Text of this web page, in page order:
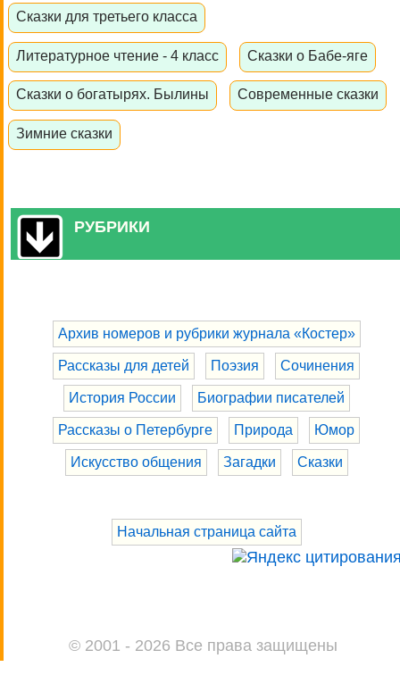
Сказки для третьего класса
Литературное чтение - 4 класс Сказки о Бабе-яге
Сказки о богатырях. Былины Современные сказки
Зимние сказки
РУБРИКИ
Архив номеров и рубрики журнала «Костер»
Рассказы для детей Поэзия Сочинения
История России Биографии писателей
Рассказы о Петербурге Природа Юмор
Искусство общения Загадки Сказки
Начальная страница сайта
© 2001 - 2026 Все права защищены